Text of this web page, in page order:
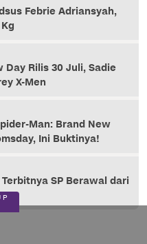
Febrie Adriansyah,
Day Rilis 30 Juli, Sadie
X-Men
Man: Brand New
Ini Buktinya!
SP Berawal dari